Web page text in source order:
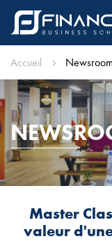
Accueil Newsroom
Master
valeur